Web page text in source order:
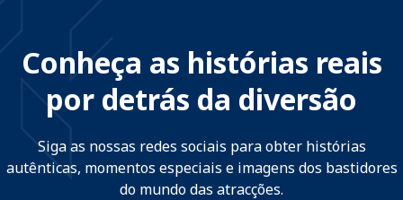
Conheça as histórias reais
por detrás da diversão
Siga as nossas redes sociais para obter histórias
autênticas, momentos especiais e imagens dos bastidores
do mundo das atracções.